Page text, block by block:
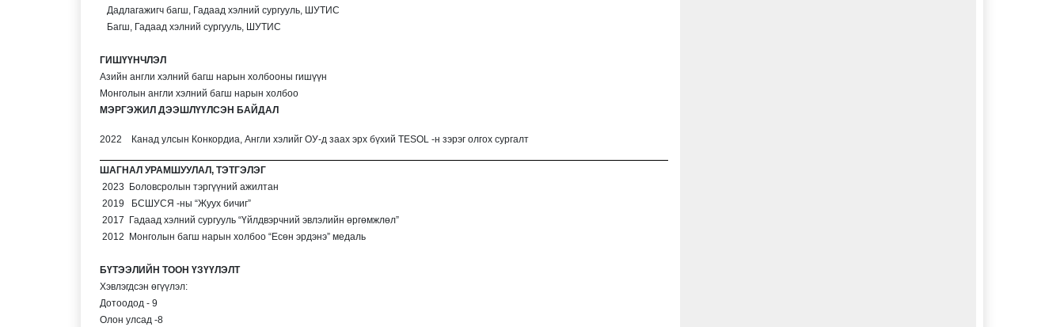
Дадлагажигч багш, Гадаад хэлний сургууль, ШУТИС
Багш, Гадаад хэлний сургууль, ШУТИС
ГИШҮҮНЧЛЭЛ
Азийн англи хэлний багш нарын холбооны гишүүн
Монголын англи хэлний багш нарын холбоо
МЭРГЭЖИЛ ДЭЭШЛҮҮЛСЭН БАЙДАЛ
2022 Канад улсын Конкордиа, Англи хэлийг ОУ-д заах эрх бүхий TESOL -н зэрэг олгох сургалт
ШАГНАЛ УРАМШУУЛАЛ, ТЭТГЭЛЭГ
2023 Боловсролын тэргүүний ажилтан
2019 БСШУСЯ -ны “Жуух бичиг”
2017 Гадаад хэлний сургууль “Үйлдвэрчний эвлэлийн өргөмжлөл”
2012 Монголын багш нарын холбоо “Есөн эрдэнэ” медаль
БҮТЭЭЛИЙН ТООН ҮЗҮҮЛЭЛТ
Хэвлэгдсэн өгүүлэл:
Дотоодод - 9
Олон улсад -8